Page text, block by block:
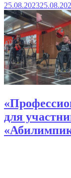
25.08.2023
для